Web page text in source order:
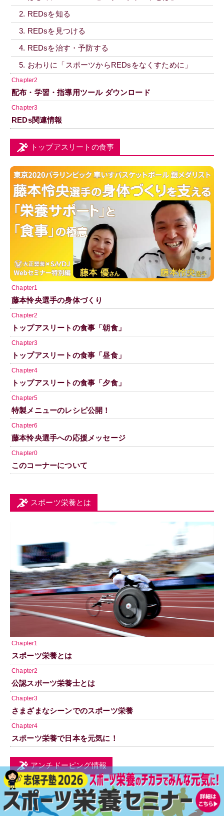
2. REDsを知る
3. REDsを見つける
4. REDsを治す・予防する
5. おわりに「スポーツからREDsをなくすために」
Chapter2
配布・学習・指導用ツール ダウンロード
Chapter3
REDs関連情報
トップアスリートの食事
Chapter1
藤本怜央選手の身体づくり
Chapter2
トップアスリートの食事「朝食」
Chapter3
トップアスリートの食事「昼食」
Chapter4
トップアスリートの食事「夕食」
Chapter5
特製メニューのレシピ公開！
Chapter6
藤本怜央選手への応援メッセージ
Chapter0
このコーナーについて
スポーツ栄養とは
Chapter1
スポーツ栄養とは
Chapter2
公認スポーツ栄養士とは
Chapter3
さまざまなシーンでのスポーツ栄養
Chapter4
スポーツ栄養で日本を元気に！
アンチドーピング情報